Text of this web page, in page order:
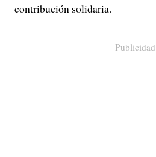
contribución solidaria.
Publicidad